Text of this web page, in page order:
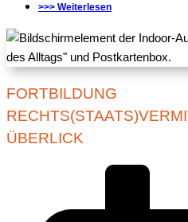
>>> Weiterlesen
FORTBILDUNG
ÜBERLICK